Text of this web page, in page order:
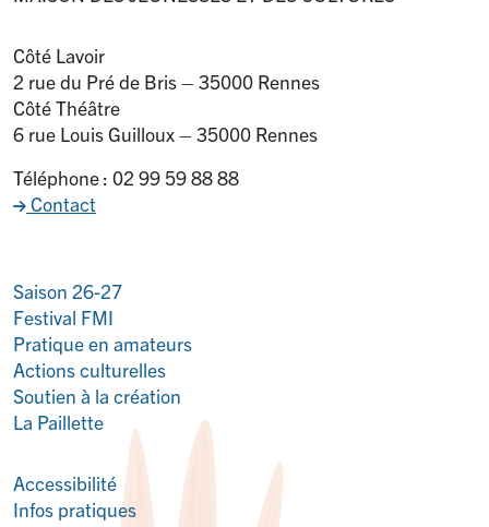
Côté Lavoir
2 rue du Pré de Bris – 35000 Rennes
Côté Théâtre
6 rue Louis Guilloux – 35000 Rennes
Téléphone : 02 99 59 88 88
Contact
Saison 26-27
Festival FMI
Pratique en amateurs
Actions culturelles
Soutien à la création
La Paillette
Accessibilité
Infos pratiques